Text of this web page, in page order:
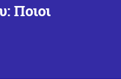
Ποιοι